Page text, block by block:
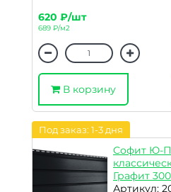
620 ₽/шт
689 ₽/м2
В корзину
Под заказ: 1-3 дня
Софит Ю-
Графит
Артикул: